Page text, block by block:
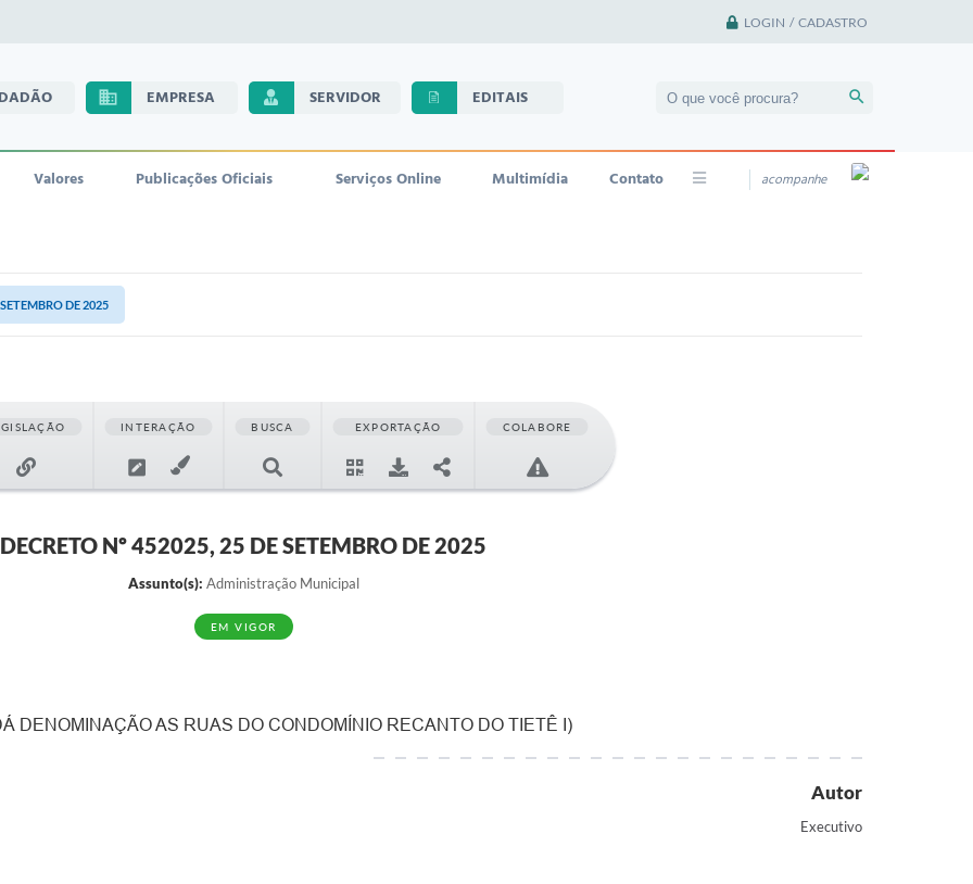
LOGIN / CADASTRO
EMPRESA SERVIDOR EDITAIS
Valores Publicações Oficiais Serviços Online Multimídia Contato acompanhe
DE 2025
INTERAÇÃO BUSCA EXPORTAÇÃO COLABORE
DECRETO Nº 452025, 25 DE SETEMBRO DE 2025
Assunto(s): Administração Municipal
EM VIGOR
DENOMINAÇÃO AS RUAS DO CONDOMÍNIO RECANTO DO TIETÊ I)
Autor
Executivo